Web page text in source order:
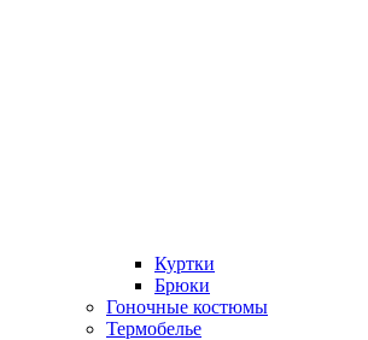
Куртки
Брюки
Гоночные костюмы
Термобелье